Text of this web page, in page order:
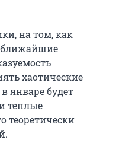
на том, как
ближайшие
хаотические
январе будет
теплые
теоретически